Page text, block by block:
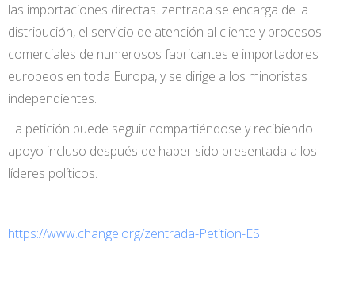
las importaciones directas. zentrada se encarga de la
distribución, el servicio de atención al cliente y procesos
comerciales de numerosos fabricantes e importadores
europeos en toda Europa, y se dirige a los minoristas
independientes.
La petición puede seguir compartiéndose y recibiendo
apoyo incluso después de haber sido presentada a los
líderes políticos.
https://www.change.org/zentrada-Petition-ES